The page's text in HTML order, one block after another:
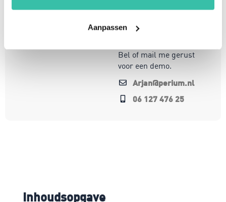
Aanpassenop oplossingen die écht
Bel of mail me gerust
voor een demo.
Arjan@perium.nl
06 127 476 25
Inhoudsopgave